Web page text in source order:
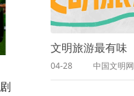
文明旅游最有味
04-28 中国文明网